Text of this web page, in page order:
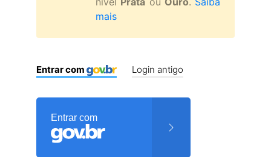
mais
Entrar com Login antigo
Entrar com